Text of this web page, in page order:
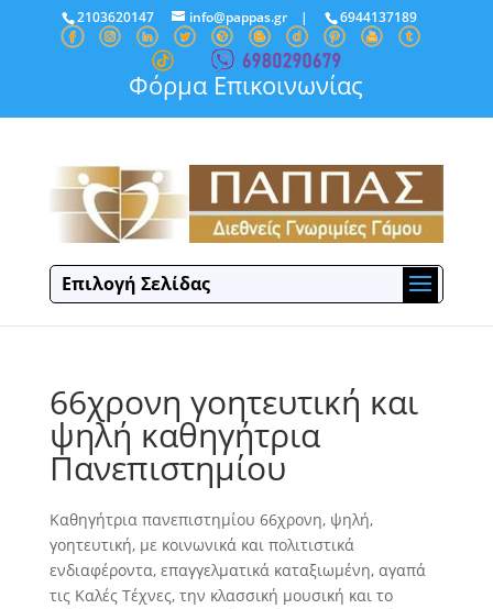
2103620147 info@pappas.gr| 6944137189
Φόρμα Επικοινωνίας
Επιλογή Σελίδας
66χρονη γοητευτική και
ψηλή καθηγήτρια
Πανεπιστημίου
Καθηγήτρια πανεπιστημίου 66χρονη, ψηλή,
γοητευτική, με κοινωνικά και πολιτιστικά
ενδιαφέροντα, επαγγελματικά καταξιωμένη, αγαπά
τις Καλές Τέχνες, την κλασσική μουσική και το